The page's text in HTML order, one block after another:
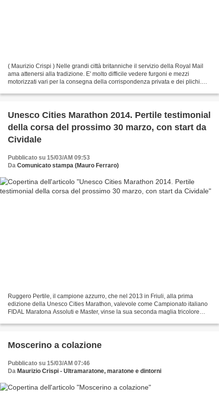
( Maurizio Crispi ) Nelle grandi città britanniche il servizio della Royal Mail
ama attenersi alla tradizione. E' molto difficile vedere furgoni e mezzi
motorizzati vari per la consegna della corrispondenza privata e dei plichi.
Unesco Cities Marathon 2014. Pertile testimonial
della corsa del prossimo 30 marzo, con start da
Cividale
Pubblicato su 15/03/AM 09:53
Da Comunicato stampa (Mauro Ferraro)
Ruggero Pertile, il campione azzurro, che nel 2013 in Friuli, alla prima
edizione della Unesco Cities Marathon, valevole come Campionato italiano
FIDAL Maratona Assoluti e Master, vinse la sua seconda maglia tricolore
Moscerino a colazione
Pubblicato su 15/03/AM 07:46
Da Maurizio Crispi - Ultramaratone, maratone e dintorni